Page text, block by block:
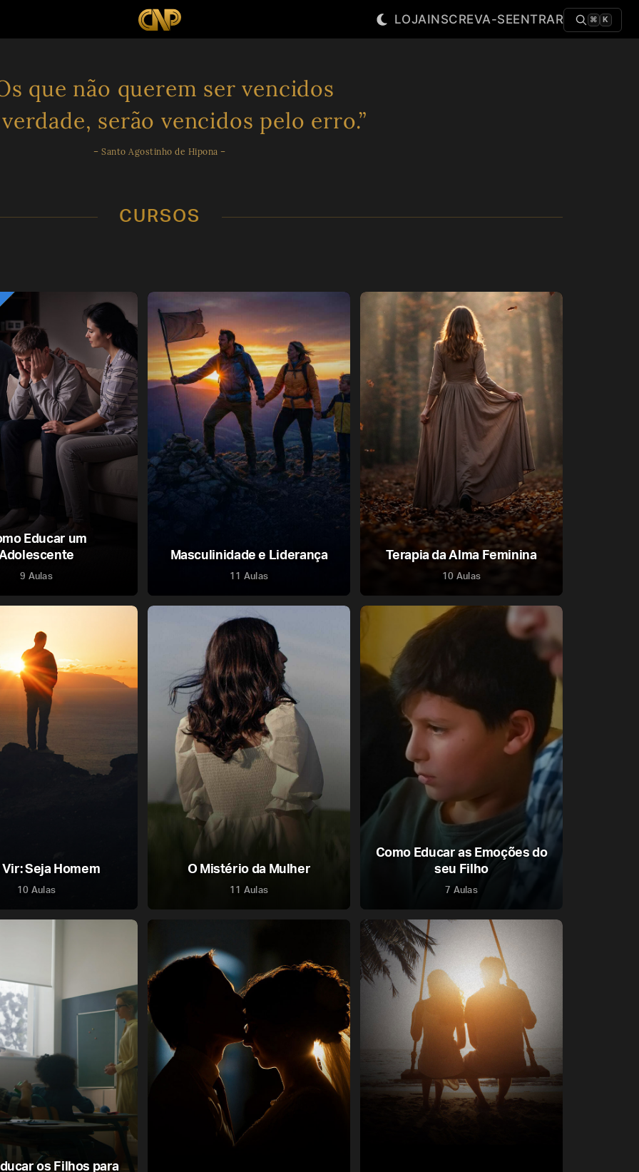
LOJAINSCREVA-SEENTRAR ⌘ K
que não querem ser vencidos
serão vencidos pelo erro.”
– Santo Agostinho de Hipona –
CURSOS
Educar um
9 Aulas
Masculinidade e Liderança
11 Aulas
Terapia da Alma Feminina
10 Aulas
Seja Homem
10 Aulas
O Mistério da Mulher
11 Aulas
Como Educar as Emoções do
seu Filho
7 Aulas
os Filhos para